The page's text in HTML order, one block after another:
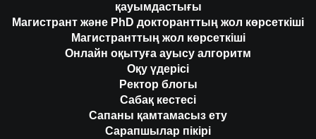
қауымдастығы
Магистрант және PhD докторанттың жол көрсеткіші
Магистранттың жол көрсеткіші
Онлайн оқытуға ауысу алгоритм
Оқу үдерісі
Ректор блогы
Сабақ кестесі
Сапаны қамтамасыз ету
Сарапшылар пікірі